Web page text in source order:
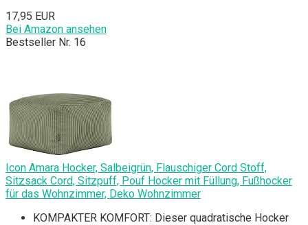
17,95 EUR
Bei Amazon ansehen
Bestseller Nr. 16
Icon Amara Hocker, Salbeigrün, Flauschiger Cord Stoff,
Sitzsack Cord, Sitzpuff, Pouf Hocker mit Füllung, Fußhocker
für das Wohnzimmer, Deko Wohnzimmer
KOMPAKTER KOMFORT: Dieser quadratische Hocker